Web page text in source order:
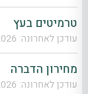
טרמיטים בעץ
עודכן לאחרונה: 07/05/2026, 14:47
מחירון הדברה
עודכן לאחרונה: 07/05/2026, 06:41